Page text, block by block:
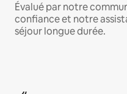
Évalué par notre
confiance et notre
séjour longue durée.